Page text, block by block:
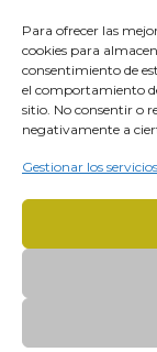
Para ofrecer las
cookies para
consentimiento de
el comportamiento
sitio. No consentir o
negativamente a
Gestionar los servicios
© 2026